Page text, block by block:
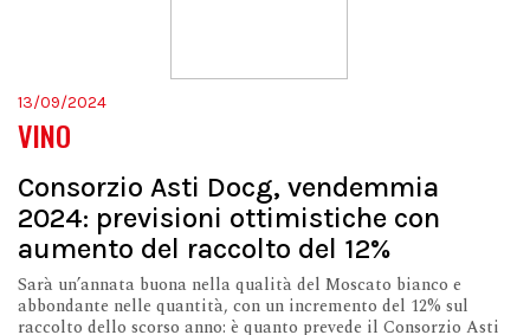
13/09/2024
VINO
Consorzio Asti Docg, vendemmia
2024: previsioni ottimistiche con
aumento del raccolto del 12%
Sarà un’annata buona nella qualità del Moscato bianco e
abbondante nelle quantità, con un incremento del 12% sul
raccolto dello scorso anno: è quanto prevede il Consorzio Asti